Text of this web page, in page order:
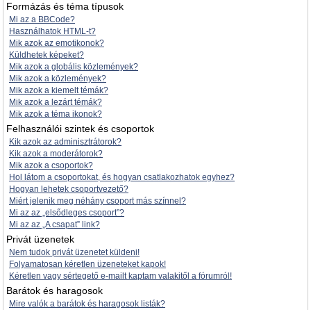
Formázás és téma típusok
Mi az a BBCode?
Használhatok HTML-t?
Mik azok az emotikonok?
Küldhetek képeket?
Mik azok a globális közlemények?
Mik azok a közlemények?
Mik azok a kiemelt témák?
Mik azok a lezárt témák?
Mik azok a téma ikonok?
Felhasználói szintek és csoportok
Kik azok az adminisztrátorok?
Kik azok a moderátorok?
Mik azok a csoportok?
Hol látom a csoportokat, és hogyan csatlakozhatok egyhez?
Hogyan lehetek csoportvezető?
Miért jelenik meg néhány csoport más színnel?
Mi az az „elsődleges csoport”?
Mi az az „A csapat” link?
Privát üzenetek
Nem tudok privát üzenetet küldeni!
Folyamatosan kéretlen üzeneteket kapok!
Kéretlen vagy sértegető e-mailt kaptam valakitől a fórumról!
Barátok és haragosok
Mire valók a barátok és haragosok listák?